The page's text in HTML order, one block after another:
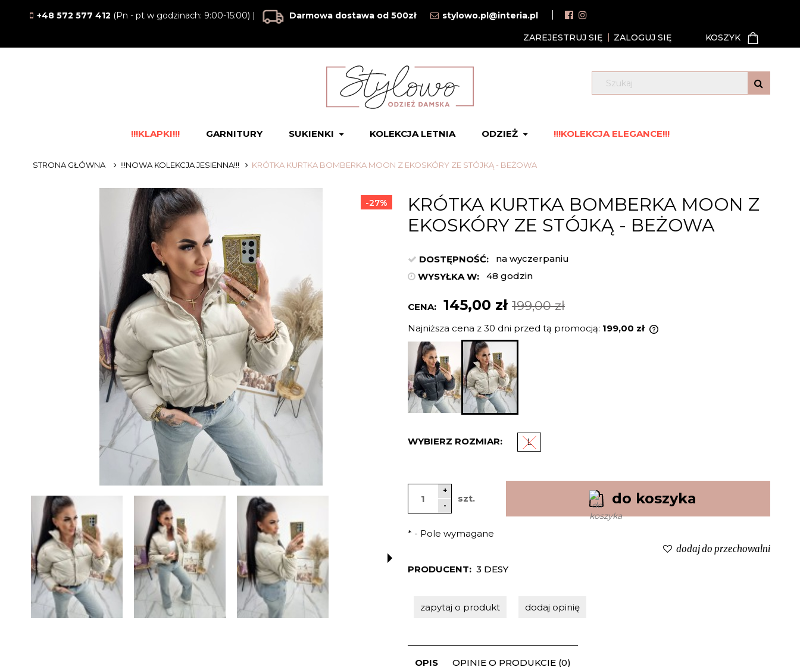
+48 572 577 412 (Pn - pt w godzinach: 9:00-15:00) | Darmowa dostawa od 500zł stylowo.pl@interia.pl
ZAREJESTRUJ SIĘ ZALOGUJ SIĘ
!!!KLAPKI!!! GARNITURY SUKIENKI KOLEKCJA LETNIA ODZIEŻ !!!KOLEKCJA ELEGANCE!!!
STRONA GŁÓWNA !!!NOWA KOLEKCJA JESIENNA!!! KRÓTKA KURTKA BOMBERKA MOON Z EKOSKÓRY ZE STÓJKĄ - BEŻOWA
KRÓTKA KURTKA BOMBERKA MOON Z
EKOSKÓRY ZE STÓJKĄ - BEŻOWA
-27%
DOSTĘPNOŚĆ:
na wyczerpaniu
WYSYŁKA W:
48 godzin
CENA: 145,00 zł 199,00 zł
Najniższa cena z 30 dni przed tą promocją: 199,00 zł
Jeżeli produkt jest sprzedawany krócej
niż 30 dni, wyświetlana jest najniższa
cena od momentu, kiedy produkt
pojawił się w sprzedaży.
WYBIERZ ROZMIAR: L
+
-
szt. do koszyka
* - Pole wymagane
dodaj do przechowalni
PRODUCENT: 3 DESY
zapytaj o produkt dodaj opinię
OPIS OPINIE O PRODUKCIE (0)